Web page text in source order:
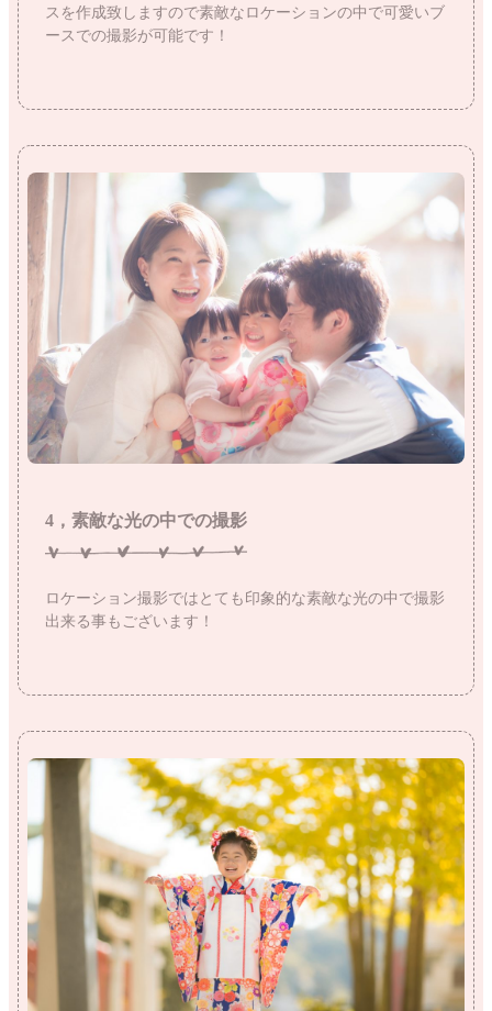
スを作成致しますので素敵なロケーションの中で可愛いブ
ースでの撮影が可能です！
4，素敵な光の中での撮影
ロケーション撮影ではとても印象的な素敵な光の中で撮影
出来る事もございます！